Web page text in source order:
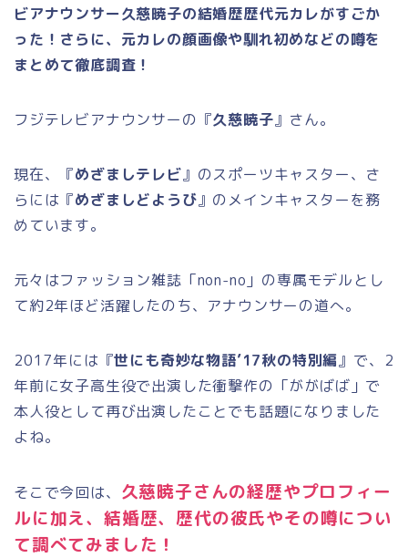
ビアナウンサー久慈暁子の結婚歴歴代元カレがすごか
った！さらに、元カレの顔画像や馴れ初めなどの噂を
まとめて徹底調査！
フジテレビアナウンサーの『久慈暁子』さん。
現在、『めざましテレビ』のスポーツキャスター、さ
らには『めざましどようび』のメインキャスターを務
めています。
元々はファッション雑誌「non-no」の専属モデルとし
て約2年ほど活躍したのち、アナウンサーの道へ。
2017年には『世にも奇妙な物語’17秋の特別編』で、2
年前に女子高生役で出演した衝撃作の「ががばば」で
本人役として再び出演したことでも話題になりました
よね。
そこで今回は、 久慈暁子さんの経歴やプロフィー
ルに加え、結婚歴、歴代の彼氏やその噂につい
て調べてみました！